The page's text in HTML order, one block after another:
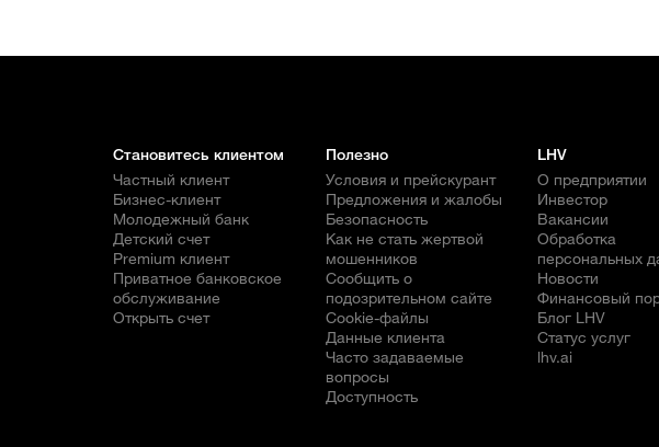
Становитесь клиентом
Частный клиент
Бизнес-клиент
Молодежный банк
Детский счет
Premium клиент
Приватное банковское
обслуживание
Открыть счет
Полезно
Условия и прейскурант
Предложения и жалобы
Безопасность
Как не стать жертвой
мошенников
Сообщить о
подозрительном сайте
Cookie-файлы
Данные клиента
Часто задаваемые
вопросы
Доступность
LHV
О предприятии
Инвестор
Вакансии
Обработка
персональных
Новости
Финансовый
Блог LHV
Статус услуг
lhv.ai